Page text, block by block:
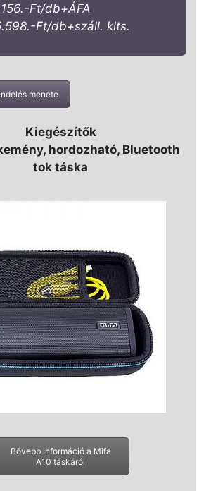
Ft/db+ÁFA
Ft/db+száll. klts.
menete
Kiegészítők
hordozható, Bluetooth
tok táska
Bővebb információ a Mifa
A10 táskáról